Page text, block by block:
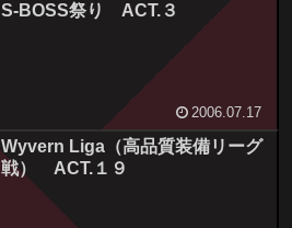
S-BOSS祭り ACT.３
2006.07.17
Wyvern Liga（高品質装備リーグ
戦） ACT.１９